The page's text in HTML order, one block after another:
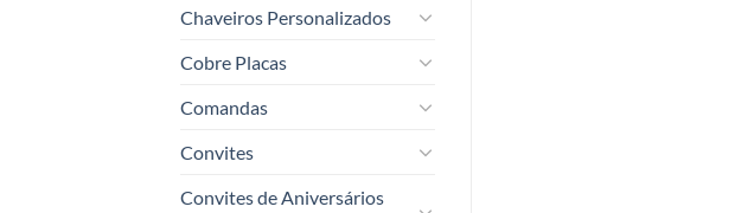
Chaveiros Personalizados
Cobre Placas
Comandas
Convites
Convites de Aniversários